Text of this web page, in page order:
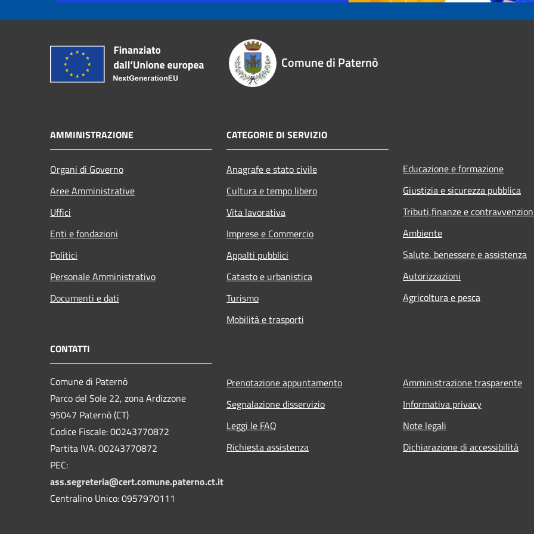
Comune di Paternò
AMMINISTRAZIONE
Organi di Governo
Aree Amministrative
Uffici
Enti e fondazioni
Politici
Personale Amministrativo
Documenti e dati
CATEGORIE DI SERVIZIO
Anagrafe e stato civile
Cultura e tempo libero
Vita lavorativa
Imprese e Commercio
Appalti pubblici
Catasto e urbanistica
Turismo
Mobilità e trasporti
Educazione e formazione
Giustizia e sicurezza pubblica
Tributi,finanze e
Ambiente
Salute, benessere e assistenza
Autorizzazioni
Agricoltura e pesca
CONTATTI
Comune di Paternò
Parco del Sole 22, zona Ardizzone
95047 Paternò (CT)
Codice Fiscale: 00243770872
Partita IVA: 00243770872
PEC:
ass.segreteria@cert.comune.paterno.ct.it
Centralino Unico: 0957970111
Prenotazione appuntamento
Segnalazione disservizio
Leggi le FAQ
Richiesta assistenza
Amministrazione trasparente
Informativa privacy
Note legali
Dichiarazione di accessibilità